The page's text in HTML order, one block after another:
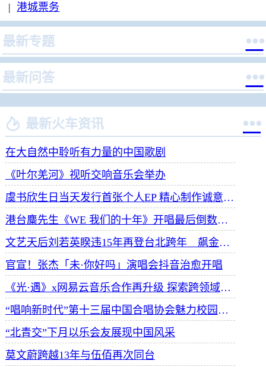
| 港城票务
最新专题 
最新问答 
 最新火车资讯 
在大自然中聆听有力量的中国歌剧
《叶尔羌河》视听交响音乐会举办
虞书欣生日当天发行首张个人EP 精心制作诚意满满
港台麋先生《WE 我们的十年》开唱最后倒数 惊喜释出10周年纪念单曲宠粉
文艺天后刘若英睽违15年再登台北跨年 飙金嗓演唱经典招牌歌掀回忆杀
官宣！张杰「未·你好吗」演唱会抖音治愈开唱
《光·遇》x网易云音乐合作再升级 探索跨领域社交新体验
“唱响新时代”第十三届中国合唱协会魅力校园合唱展演开幕
“北青交”下月以乐会友展现中国风采
莫文蔚跨越13年与伍佰再次同台